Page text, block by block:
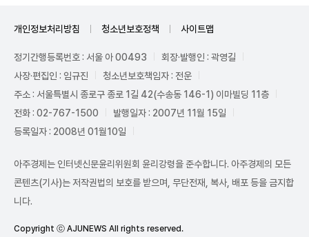
개인정보처리방침 청소년보호정책 사이트맵
정기간행등록번호 : 서울 아 00493
회장·발행인 : 곽영길
사장·편집인 : 임규진
청소년보호책임자 : 전운
주소 : 서울특별시 종로구 종로 1길 42(수송동 146-1) 이마빌딩 11층
전화 : 02-767-1500
발행일자 : 2007년 11월 15일
등록일자 : 2008년 01월10일
아주경제는 인터넷신문윤리위원회 윤리강령을 준수합니다. 아주경제의 모든
콘텐츠(기사)는 저작권법의 보호를 받으며, 무단전재, 복사, 배포 등을 금지합
니다.
Copyright ⓒ AJUNEWS All rights reserved.